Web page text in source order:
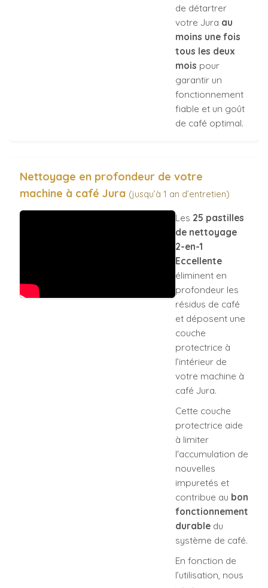
de détartrer
votre Jura au
moins une fois
tous les deux
mois pour
garantir un
fonctionnement
fiable et un goût
de café optimal.
Nettoyage en profondeur de votre
machine à café Jura (jusqu’à 1 an d’entretien)
Les 25 pastilles
de nettoyage
2-en-1
Eccellente
éliminent en
profondeur les
résidus de café
et déposent une
couche
protectrice à
l’intérieur de
votre machine à
café Jura.
Cette couche
protectrice aide
à limiter
l'accumulation de
nouvelles
impuretés et
contribue au bon
fonctionnement
durable du
système de café.
En fonction de
l’utilisation, nous